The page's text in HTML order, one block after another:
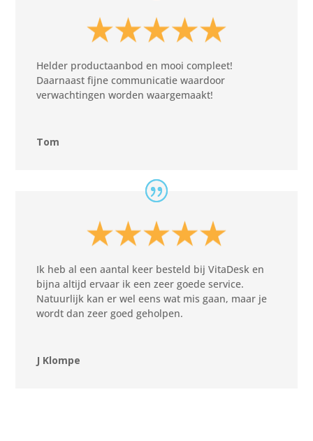
Helder productaanbod en mooi compleet!
Daarnaast fijne communicatie waardoor
verwachtingen worden waargemaakt!
Tom
Ik heb al een aantal keer besteld bij VitaDesk en
bijna altijd ervaar ik een zeer goede service.
Natuurlijk kan er wel eens wat mis gaan, maar je
wordt dan zeer goed geholpen.
J Klompe